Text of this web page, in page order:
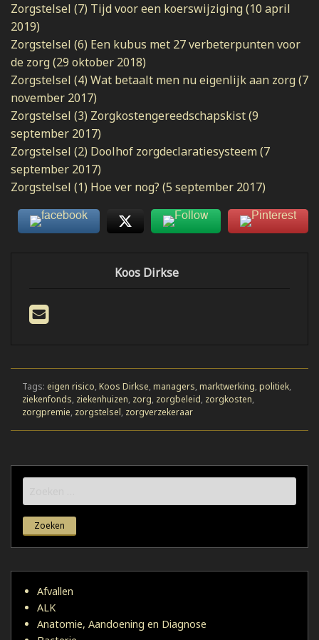
Zorgstelsel (7) Tijd voor een koerswijziging (10 april
2019)
Zorgstelsel (6) Een kubus met 27 verbeterpunten voor
de zorg (29 oktober 2018)
Zorgstelsel (4) Wat betaalt men nu eigenlijk aan zorg (7
november 2017)
Zorgstelsel (3) Zorgkostengereedschapskist (9
september 2017)
Zorgstelsel (2) Doolhof zorgdeclaratiesysteem (7
september 2017)
Zorgstelsel (1) Hoe ver nog? (5 september 2017)
Koos Dirkse
Tags: eigen risico, Koos Dirkse, managers, marktwerking, politiek,
ziekenfonds, ziekenhuizen, zorg, zorgbeleid, zorgkosten,
zorgpremie, zorgstelsel, zorgverzekeraar
naar:
Afvallen
ALK
Anatomie, Aandoening en Diagnose